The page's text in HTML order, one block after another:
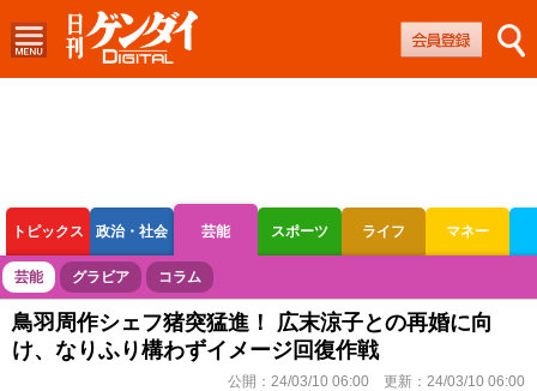
トピックス 政治・社会 芸能 スポーツ ライフ マネー
ボートレース 競輪 オートレース
芸能 グラビア コラム
鳥羽周作シェフ猪突猛進！ 広末涼子との再婚に向
け、なりふり構わずイメージ回復作戦
公開： 24/03/10 06:00 更新： 24/03/10 06:00